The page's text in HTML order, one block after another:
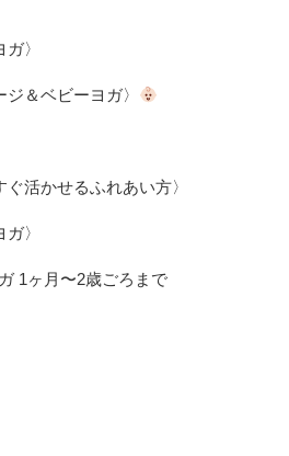
〉
＆ベビーヨガ〉
活かせるふれあい方〉
〉
1ヶ月〜2歳ごろまで